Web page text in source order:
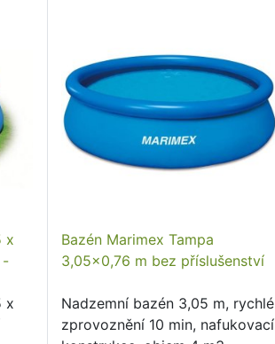
x
-
x
Bazén Marimex Tampa
3,05x0,76 m bez příslušenství
Nadzemní bazén 3,05 m, rychlé
zprovoznění 10 min, nafukovací